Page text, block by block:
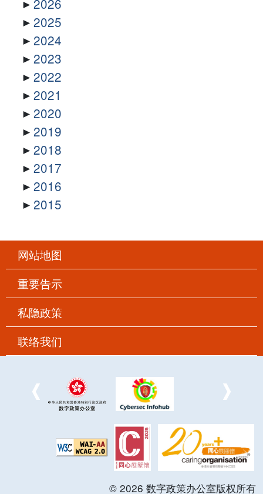
2025
2024
2023
2022
2021
2020
2019
2018
2017
2016
2015
网站地图
重要告示
私隐政策
联络我们
© 2026 数字政策办公室版权所有